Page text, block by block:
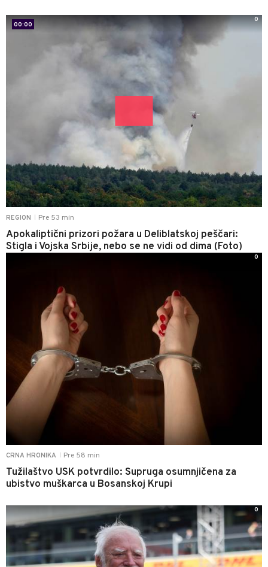
REGION Pre 53 min
Apokaliptični prizori požara u Deliblatskoj peščari:
Stigla i Vojska Srbije, nebo se ne vidi od dima (Foto)
00:00
0
CRNA HRONIKA Pre 58 min
Tužilaštvo USK potvrdilo: Supruga osumnjičena za
ubistvo muškarca u Bosanskoj Krupi
0
0